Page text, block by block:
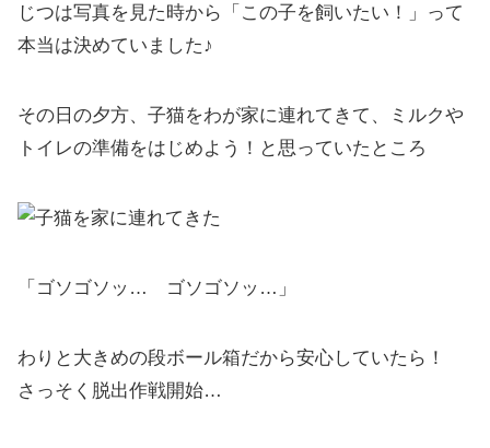
じつは写真を見た時から「この子を飼いたい！」って
本当は決めていました♪
その日の夕方、子猫をわが家に連れてきて、ミルクや
トイレの準備をはじめよう！と思っていたところ
「ゴソゴソッ… ゴソゴソッ…」
わりと大きめの段ボール箱だから安心していたら！
さっそく脱出作戦開始…